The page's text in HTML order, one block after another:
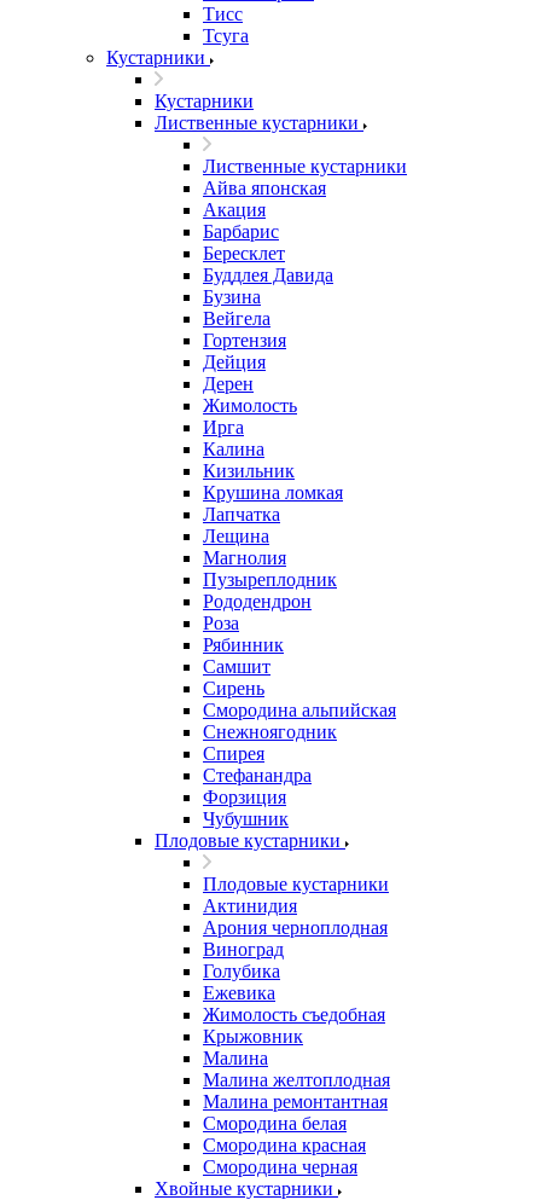
Тисс
Тсуга
Кустарники
Кустарники
Лиственные кустарники
Лиственные кустарники
Айва японская
Акация
Барбарис
Бересклет
Буддлея Давида
Бузина
Вейгела
Гортензия
Дейция
Дерен
Жимолость
Ирга
Калина
Кизильник
Крушина ломкая
Лапчатка
Лещина
Магнолия
Пузыреплодник
Рододендрон
Роза
Рябинник
Самшит
Сирень
Смородина альпийская
Снежноягодник
Спирея
Стефанандра
Форзиция
Чубушник
Плодовые кустарники
Плодовые кустарники
Актинидия
Арония черноплодная
Виноград
Голубика
Ежевика
Жимолость съедобная
Крыжовник
Малина
Малина желтоплодная
Малина ремонтантная
Смородина белая
Смородина красная
Смородина черная
Хвойные кустарники